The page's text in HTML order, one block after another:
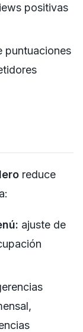
positivas
puntuaciones
reduce
ajuste de